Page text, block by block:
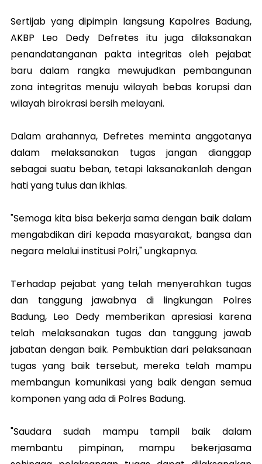
Sertijab yang dipimpin langsung Kapolres Badung,
AKBP Leo Dedy Defretes itu juga dilaksanakan
penandatanganan pakta integritas oleh pejabat
baru dalam rangka mewujudkan pembangunan
zona integritas menuju wilayah bebas korupsi dan
wilayah birokrasi bersih melayani.
Dalam arahannya, Defretes meminta anggotanya
dalam melaksanakan tugas jangan dianggap
sebagai suatu beban, tetapi laksanakanlah dengan
hati yang tulus dan ikhlas.
"Semoga kita bisa bekerja sama dengan baik dalam
mengabdikan diri kepada masyarakat, bangsa dan
negara melalui institusi Polri," ungkapnya.
Terhadap pejabat yang telah menyerahkan tugas
dan tanggung jawabnya di lingkungan Polres
Badung, Leo Dedy memberikan apresiasi karena
telah melaksanakan tugas dan tanggung jawab
jabatan dengan baik. Pembuktian dari pelaksanaan
tugas yang baik tersebut, mereka telah mampu
membangun komunikasi yang baik dengan semua
komponen yang ada di Polres Badung.
"Saudara sudah mampu tampil baik dalam
membantu pimpinan, mampu bekerjasama